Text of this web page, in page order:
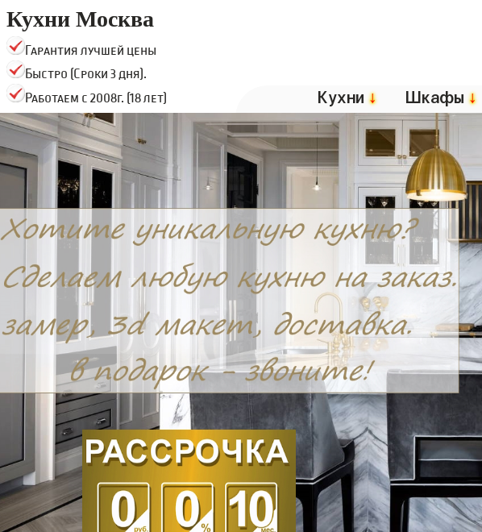
Кухни Москва
Гарантия лучшей цены
Быстро (Сроки 3 дня).
Работаем с 2008г. (18 лет)
Кухни↓ Шкафы↓